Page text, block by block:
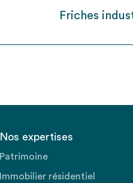
Friches
Nos expertises
Patrimoine
Immobilier résidentiel